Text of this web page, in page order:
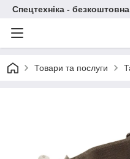
Спецтехніка -
Товари та послуги